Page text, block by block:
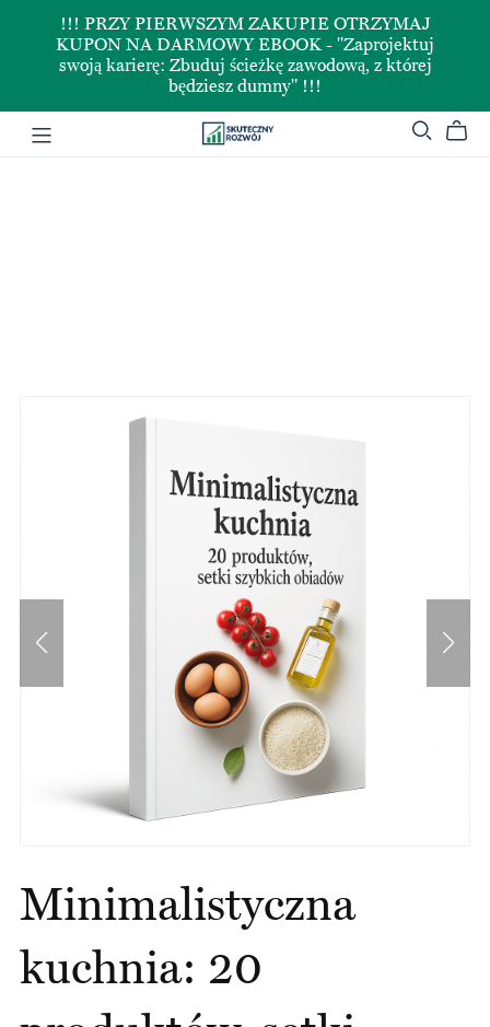
!!! PRZY PIERWSZYM ZAKUPIE OTRZYMAJ
KUPON NA DARMOWY EBOOK - "Zaprojektuj
swoją karierę: Zbuduj ścieżkę zawodową, z której
będziesz dumny" !!!
Minimalistyczna
kuchnia: 20